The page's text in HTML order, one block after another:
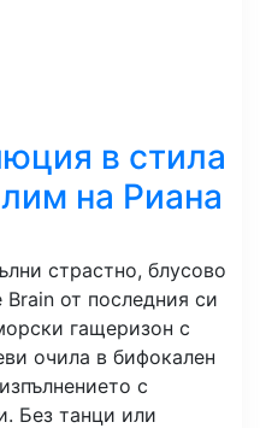
в стила
на Риана
страстно, блусово
от последния си
гащеризон с
очила в бифокален
с
Без танци или